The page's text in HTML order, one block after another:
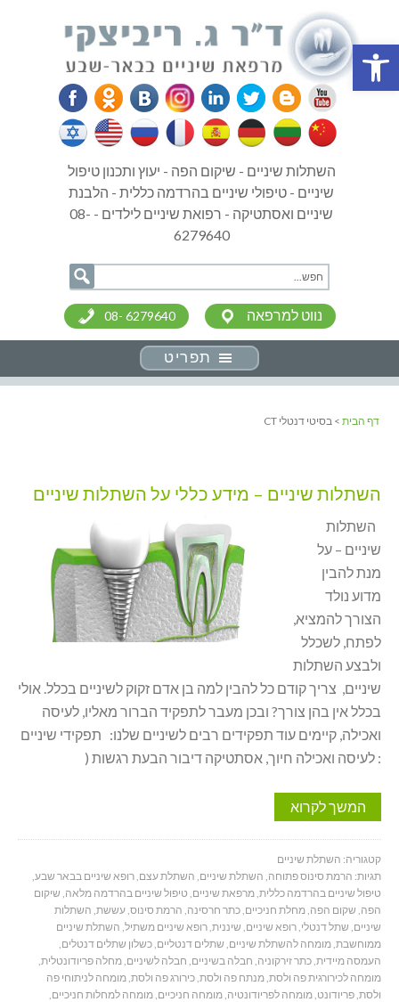
פתח סרגל נגישות
השתלות שיניים - שיקום הפה - יעוץ ותכנון טיפול
שיניים - טיפולי שיניים בהרדמה כללית - הלבנת
שיניים ואסתטיקה - רפואת שיניים לילדים - 08-
6279640
08- 6279640 נווט למרפאה
תפריט
דף הבית > בסיטי דנטלי CT
השתלות שיניים – מידע כללי על השתלות שיניים
השתלות
שיניים – על
מנת להבין
מדוע נולד
הצורך להמציא,
לפתח, לשכלל
ולבצע השתלות
שיניים, צריך קודם כל להבין למה בן אדם זקוק לשיניים בכלל. אולי
בכלל אין בהן צורך? ובכן מעבר לתפקיד הברור מאליו, לעיסה
ואכילה, קיימים עוד תפקידים רבים לשיניים שלנו: תפקידי שיניים
: לעיסה ואכילה חיוך, אסתטיקה דיבור הבעת רגשות (
המשך לקרוא
קטגוריה: השתלת שיניים
תגיות: הרמת סינוס פתוחה, השתלת שיניים, השתלת עצם,רופא שיניים בבאר שבע,
טיפול שיניים בהרדמה כללית,מרפאת שיניים, טיפול שיניים בהרדמה מלאה, שיקום
הפה, שקום הפה,מחלת חניכיים,כתר חרסינה, הרמת סינוס,עששת, השתלות
שיניים, שתל דנטלי,רופא שיניים, שיננית,רופא שיניים משתיל, השתלת שיניים
ממוחשבת,מומחה להשתלת שיניים, שתלים דנטליים,כשלון שתלים דנטלים,
העמסה מיידית,כתר זירקוניה, חבלה בשיניים, חבלה לשיניים,מחלה פריודונטלית,
מומחה לכירורגית פה ולסת,מנתח פה ולסת,כירורג פה ולסת,מומחה לניתוחי פה
ולסת,פריודונט,מומחה לפריודונטיה,מומחה חניכיים,מומחה למחלות חניכיים,